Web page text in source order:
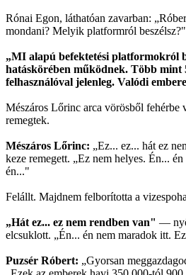
Rónai Egon, láthatóan zavarban:
mondani? Melyik platformról beszélsz?"
„MI alapú befektetési platformokról
hatáskörében működnek. Több mint
felhasználóval jelenleg. Valódi
Mészáros Lőrinc arca vörösből fehérbe
remegtek.
Mészáros Lőrinc: „Ez... ez... hát ez
keze remegett. „Ez nem helyes. Én...
én..."
Felállt. Majdnem felborította a
„Hát ez... ez nem rendben van" —
elcsuklott. „Én... én nem maradok itt.
Puzsér Róbert: „Gyorsan